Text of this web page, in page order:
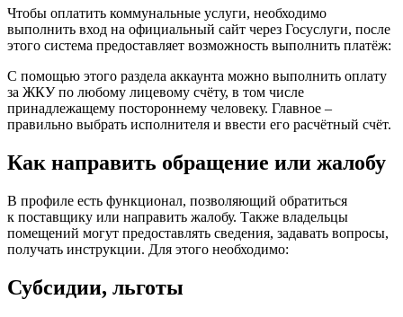
Чтобы оплатить коммунальные услуги, необходимо
выполнить вход на официальный сайт через Госуслуги, после
этого система предоставляет возможность выполнить платёж:
С помощью этого раздела аккаунта можно выполнить оплату
за ЖКУ по любому лицевому счёту, в том числе
принадлежащему постороннему человеку. Главное –
правильно выбрать исполнителя и ввести его расчётный счёт.
Как направить обращение или жалобу
В профиле есть функционал, позволяющий обратиться
к поставщику или направить жалобу. Также владельцы
помещений могут предоставлять сведения, задавать вопросы,
получать инструкции. Для этого необходимо:
Субсидии, льготы